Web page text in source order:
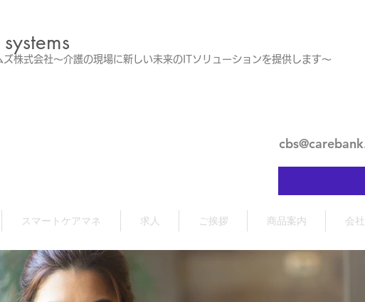
株式会社～介護の現場に新しい未来のITソリューションを提供します～
スマートケアマネ 求人 ご挨拶 商品案内 会